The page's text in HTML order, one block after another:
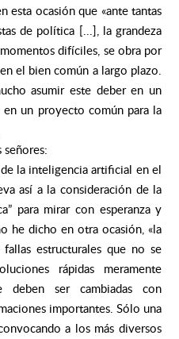
esta ocasión que «ante tantas
de política [...], la grandeza
difíciles, se obra por
el bien común a largo plazo.
asumir este deber en un
un proyecto común para la
señores:
la inteligencia artificial en el
así a la consideración de la
para mirar con esperanza y
he dicho en otra ocasión, «la
estructurales que no se
rápidas meramente
deben ser cambiadas con
importantes. Sólo una
a los más diversos